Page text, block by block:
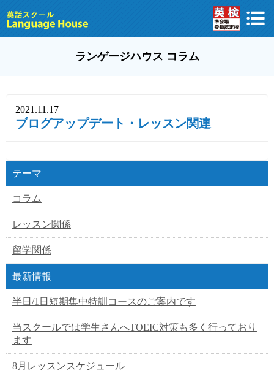
ランゲージハウス コラム
2021.11.17
ブログアップデート・レッスン関連
テーマ
コラム
レッスン関係
留学関係
最新情報
半日/1日短期集中特訓コースのご案内です
当スクールでは学生さんへTOEIC対策も多く行っており
ます
8月レッスンスケジュール